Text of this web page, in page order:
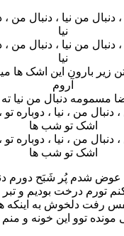
دنبال من نیا ، دنبال من
نیا
دنبال من نیا ، دنبال من
نیا
زیر بارون این اشک ها
آروم
مسمومه دنبال من نیا
دنبال من ، نیا ، دوباره تو
اشک تو شب ها
دنبال من ، نیا ، دوباره تو
اشک تو شب ها
شدم پُر شَبَح دورم
تورم درخت بودیم و
رفت دلخوش به
مونده توو این خونه و